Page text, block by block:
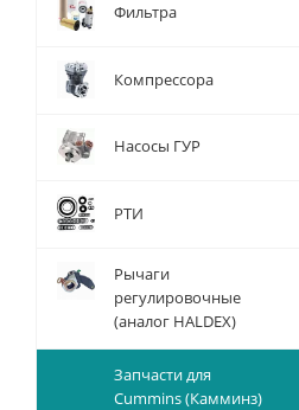
Фильтра
Компрессора
Насосы ГУР
РТИ
Рычаги
регулировочные
(аналог HALDEX)
Запчасти для
Cummins (Камминз)